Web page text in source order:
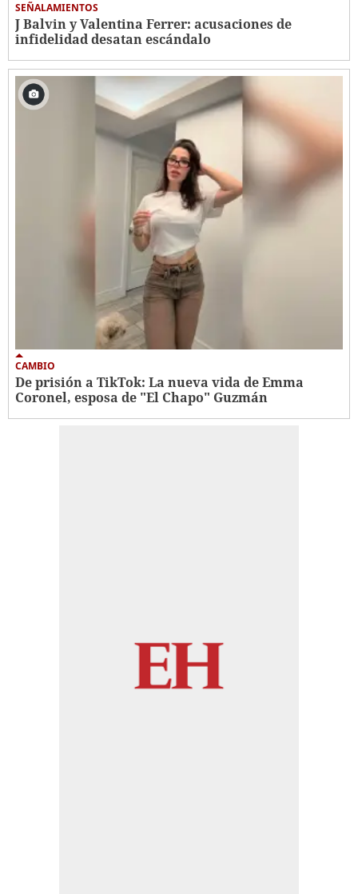
SEÑALAMIENTOS
J Balvin y Valentina Ferrer: acusaciones de
infidelidad desatan escándalo
CAMBIO
De prisión a TikTok: La nueva vida de Emma
Coronel, esposa de "El Chapo" Guzmán